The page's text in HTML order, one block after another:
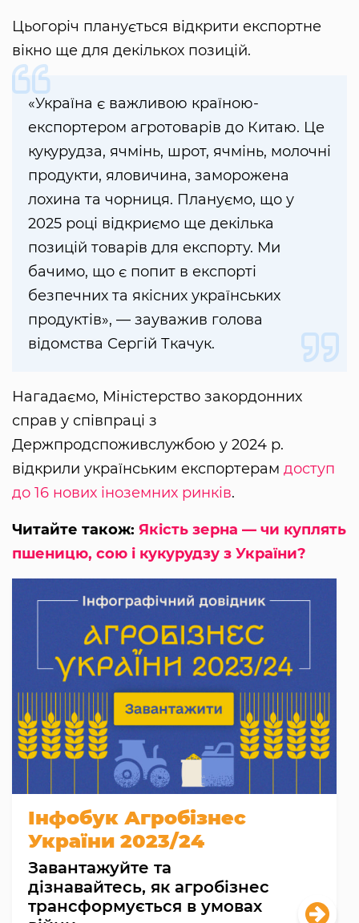
Цьогоріч планується відкрити експортне
вікно ще для декількох позицій.
«Україна є важливою країною-
експортером агротоварів до Китаю. Це
кукурудза, ячмінь, шрот, ячмінь, молочні
продукти, яловичина, заморожена
лохина та чорниця. Плануємо, що у
2025 році відкриємо ще декілька
позицій товарів для експорту. Ми
бачимо, що є попит в експорті
безпечних та якісних українських
продуктів», — зауважив голова
відомства Сергій Ткачук.
Нагадаємо, Міністерство закордонних
справ у співпраці з
Держпродспоживслужбою у 2024 р.
відкрили українським експортерам доступ
до 16 нових іноземних ринків.
Читайте також: Якість зерна — чи куплять
пшеницю, сою і кукурудзу з України?
Інфобук Агробізнес
України 2023/24
Завантажуйте та
дізнавайтесь, як агробізнес
трансформується в умовах